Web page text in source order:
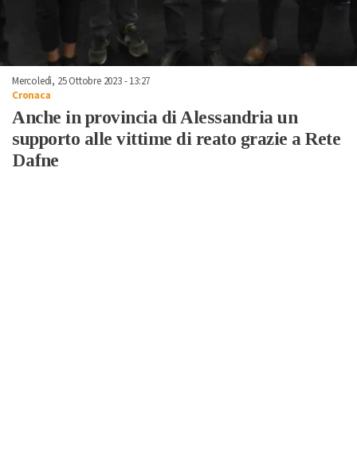
Mercoledì, 25 Ottobre 2023 - 13:27
Cronaca
Anche in provincia di Alessandria un
supporto alle vittime di reato grazie a Rete
Dafne